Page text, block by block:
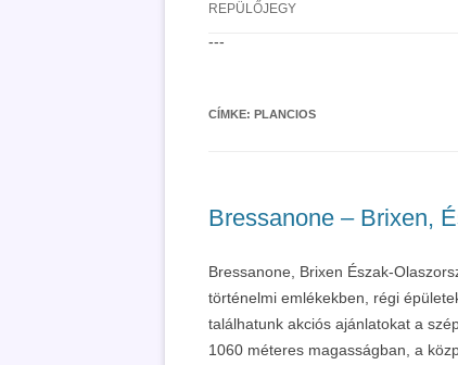
REPÜLŐJEGY
---
CÍMKE: PLANCIOS
Bressanone – Brixen,
Bressanone, Brixen Észak-
történelmi emlékekben, régi
találhatunk akciós ajánlatokat a
1060 méteres magasságban, a